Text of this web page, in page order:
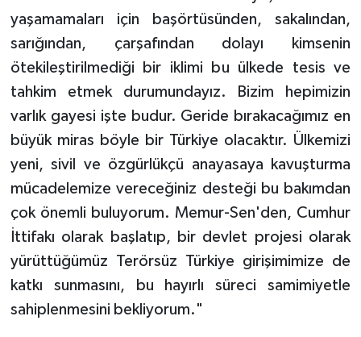
yaşamamaları için başörtüsünden, sakalından,
sarığından, çarşafından dolayı kimsenin
ötekileştirilmediği bir iklimi bu ülkede tesis ve
tahkim etmek durumundayız. Bizim hepimizin
varlık gayesi işte budur. Geride bırakacağımız en
büyük miras böyle bir Türkiye olacaktır. Ülkemizi
yeni, sivil ve özgürlükçü anayasaya kavuşturma
mücadelemize vereceğiniz desteği bu bakımdan
çok önemli buluyorum. Memur-Sen'den, Cumhur
İttifakı olarak başlatıp, bir devlet projesi olarak
yürüttüğümüz Terörsüz Türkiye girişimimize de
katkı sunmasını, bu hayırlı süreci samimiyetle
sahiplenmesini bekliyorum."